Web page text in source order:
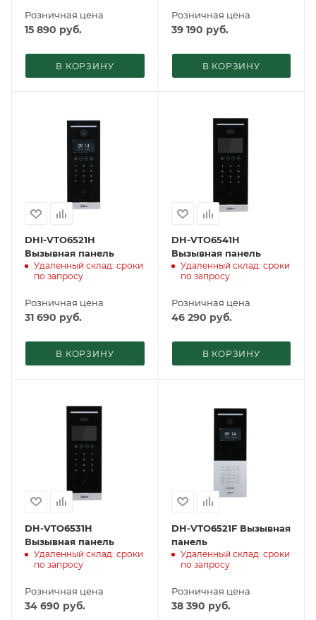
Розничная цена
15 890 руб.
В КОРЗИНУ
Розничная цена
39 190 руб.
В КОРЗИНУ
DHI-VTO6521H
Вызывная панель
Удаленный склад: сроки
по запросу
Розничная цена
31 690 руб.
В КОРЗИНУ
DH-VTO6541H
Вызывная панель
Удаленный склад: сроки
по запросу
Розничная цена
46 290 руб.
В КОРЗИНУ
DH-VTO6531H
Вызывная панель
Удаленный склад: сроки
по запросу
Розничная цена
34 690 руб.
DH-VTO6521F Вызывная
панель
Удаленный склад: сроки
по запросу
Розничная цена
38 390 руб.